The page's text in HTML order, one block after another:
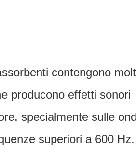
contengono
producono effetti sonori
specialmente sulle
superiori a 600 Hz.